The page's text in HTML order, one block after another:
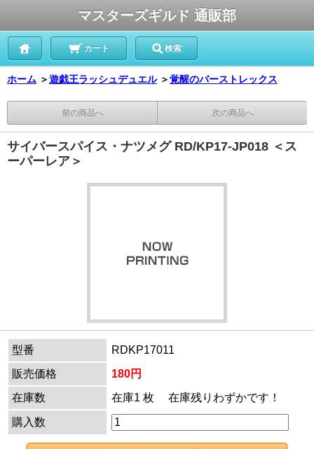
マスターズギルド 通販部
カート 検索
ホーム ＞遊戯王ラッシュデュエル ＞覚醒のバーストレックス
前の商品へ 次の商品へ
サイバースパイス・ナツメグ RD/KP17-JP018 ＜ス
ーパーレア＞
型番
RDKP17011
販売価格
180円
在庫数
在庫1 枚 在庫残りわずかです！
購入数